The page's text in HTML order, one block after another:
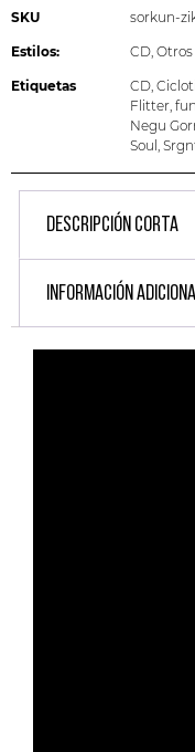
SKU
sorkun-
Estilos: CD, Otros
Etiquetas CD,
Flitter,
Negu
Soul ,
DESCRIPCIÓN CORTA
INFORMACIÓN